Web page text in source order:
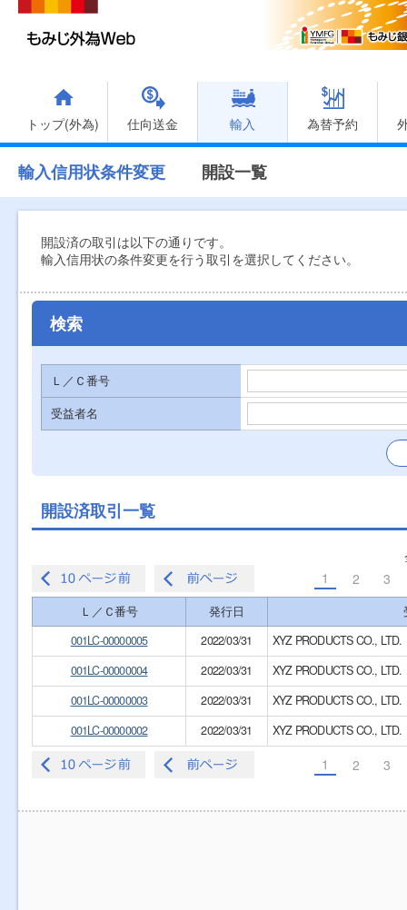
トップ(外為) 仕向送金 輸入 為替予約
輸入信用状条件変更 開設一覧
開設済の取引は以下の通りです。
輸入信用状の条件変更を行う取引を選択してください。
検索
Ｌ／Ｃ番号
受益者名
開設済取引一覧
1 2 3
Ｌ／Ｃ番号 発行日
001LC-00000005
2022/03/31
XYZ PRODUCTS CO., LTD.
001LC-00000004
2022/03/31
XYZ PRODUCTS CO., LTD.
001LC-00000003
2022/03/31
XYZ PRODUCTS CO., LTD.
001LC-00000002
2022/03/31 XYZ PRODUCTS CO., LTD.
1 2 3